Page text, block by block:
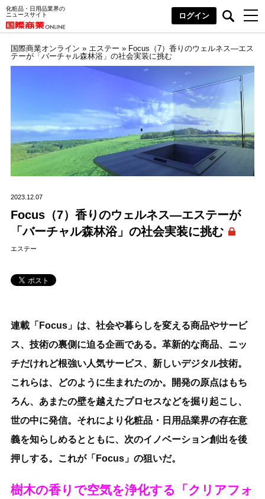
化粧品・日用品業界の
ニュースサイト
ログイン
国際商業オンライン » エステー » Focus（7）香りのウェルネス―エス
テーが「バーチャル森林浴」の社会実装に挑む
2023.12.07
Focus（7）香りのウェルネス―エステーが
「バーチャル森林浴」の社会実装に挑む
エステー
連載「Focus」は、社会や暮らしを変える商品やサービ
ス、技術の裏側に迫る企画である。革新的な商品、ニッ
チだけれど根強い人気サービス、新しいデジタル技術。
これらは、どのように生まれたのか。開発の原点はもち
ろん、あまたの壁を越えたプロセスなどを掘り起こし、
世の中に発信。それにより化粧品・日用品業界の存在意
義を知らしめるとともに、次のイノベーション創出を後
押しする。これが「Focus」の狙いだ。
樹木の香りで空気を浄化する「クリアフォ